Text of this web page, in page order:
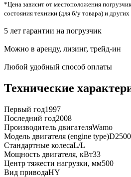
*Цена зависит от местоположения
состояния техники (для б/у товара) и
5 лет гарантии на погрузчик
Можно в аренду, лизинг, трейд-ин
Любой удобный способ оплаты
Технические
Первый год1997
Последний год2008
Производитель двигателяWamo
Модель двигателя (engine type)
Стандартные колесаL/L
Мощность двигателя, кВт33
Центр тяжести нагрузки, мм500
Вид приводаHY